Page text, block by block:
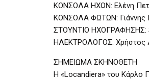
ΚΟΝΣΟΛΑ ΗΧΩΝ: Ελένη
ΚΟΝΣΟΛΑ ΦΩΤΩΝ: Γιάννης
ΣΤΟΥΝΤΙΟ ΗΧΟΓΡΑΦΗΣΗΣ:
ΗΛΕΚΤΡΟΛΟΓΟΣ: Χρήστος
ΣΗΜΕΙΩΜΑ ΣΚΗΝΟΘΕΤΗ
Η «Locandiera» του Κάρλο